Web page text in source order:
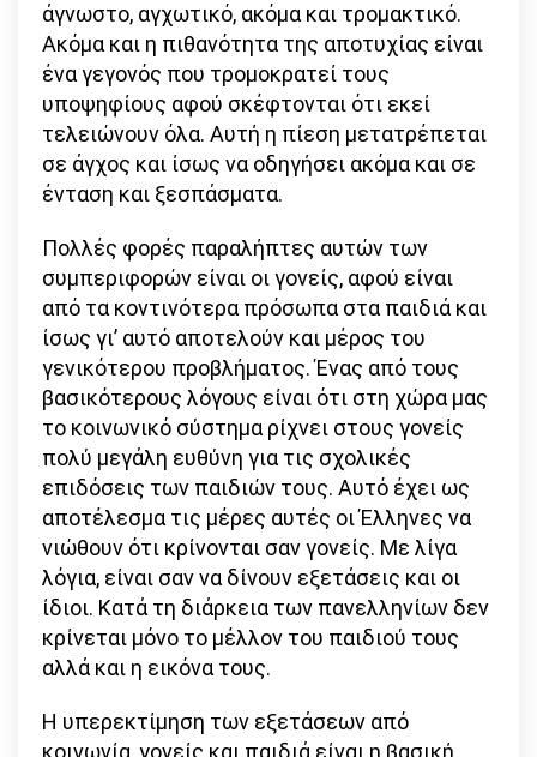
άγνωστο, αγχωτικό, ακόμα και τρομακτικό.
Ακόμα και η πιθανότητα της αποτυχίας είναι
ένα γεγονός που τρομοκρατεί τους
υποψηφίους αφού σκέφτονται ότι εκεί
τελειώνουν όλα. Αυτή η πίεση μετατρέπεται
σε άγχος και ίσως να οδηγήσει ακόμα και σε
ένταση και ξεσπάσματα.
Πολλές φορές παραλήπτες αυτών των
συμπεριφορών είναι οι γονείς, αφού είναι
από τα κοντινότερα πρόσωπα στα παιδιά και
ίσως γι’ αυτό αποτελούν και μέρος του
γενικότερου προβλήματος. Ένας από τους
βασικότερους λόγους είναι ότι στη χώρα μας
το κοινωνικό σύστημα ρίχνει στους γονείς
πολύ μεγάλη ευθύνη για τις σχολικές
επιδόσεις των παιδιών τους. Αυτό έχει ως
αποτέλεσμα τις μέρες αυτές οι Έλληνες να
νιώθουν ότι κρίνονται σαν γονείς. Με λίγα
λόγια, είναι σαν να δίνουν εξετάσεις και οι
ίδιοι. Κατά τη διάρκεια των πανελληνίων δεν
κρίνεται μόνο το μέλλον του παιδιού τους
αλλά και η εικόνα τους.
Η υπερεκτίμηση των εξετάσεων από